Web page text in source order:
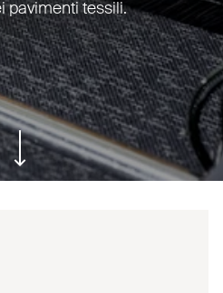
pavimenti tessili.
ui.scroll-down